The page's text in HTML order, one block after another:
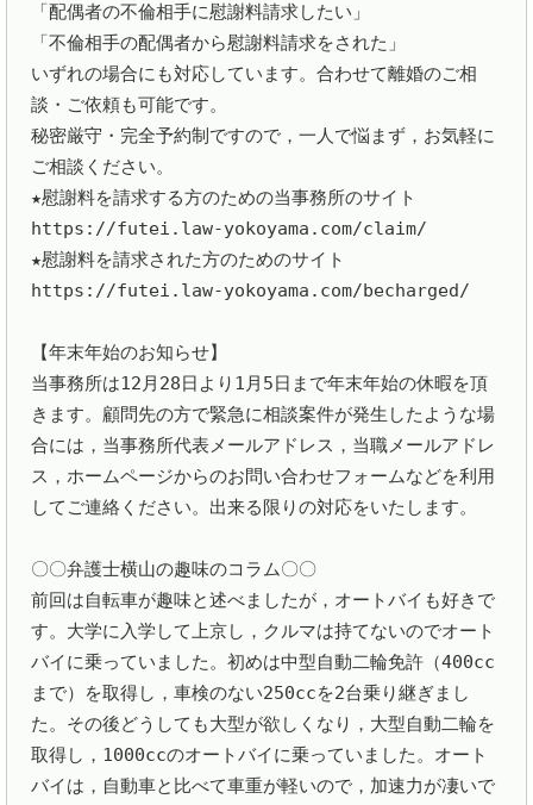
「配偶者の不倫相手に慰謝料請求したい」
「不倫相手の配偶者から慰謝料請求をされた」
いずれの場合にも対応しています。合わせて離婚のご相
談・ご依頼も可能です。
秘密厳守・完全予約制ですので，一人で悩まず，お気軽に
ご相談ください。
★慰謝料を請求する方のための当事務所のサイト
https://futei.law-yokoyama.com/claim/
★慰謝料を請求された方のためのサイト
https://futei.law-yokoyama.com/becharged/
【年末年始のお知らせ】
当事務所は12月28日より1月5日まで年末年始の休暇を頂
きます。顧問先の方で緊急に相談案件が発生したような場
合には，当事務所代表メールアドレス，当職メールアドレ
ス，ホームページからのお問い合わせフォームなどを利用
してご連絡ください。出来る限りの対応をいたします。
〇〇弁護士横山の趣味のコラム〇〇
前回は自転車が趣味と述べましたが，オートバイも好きで
す。大学に入学して上京し，クルマは持てないのでオート
バイに乗っていました。初めは中型自動二輪免許（400cc
まで）を取得し，車検のない250ccを2台乗り継ぎまし
た。その後どうしても大型が欲しくなり，大型自動二輪を
取得し，1000ccのオートバイに乗っていました。オート
バイは，自動車と比べて車重が軽いので，加速力が凄いで